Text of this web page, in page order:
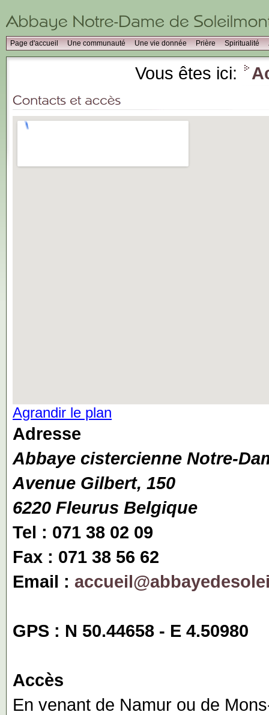
Page d'accueil Une communauté Une vie donnée Prière Spiritualité
Vous êtes ici:
Agrandir le plan
Adresse
Abbaye cistercienne Notre-
Avenue Gilbert, 150
6220 Fleurus Belgique
Tel : 071 38 02 09
Fax : 071 38 56 62
Email :
GPS : N 50.44658 - E 4.50980
Accès
En venant de Namur ou de